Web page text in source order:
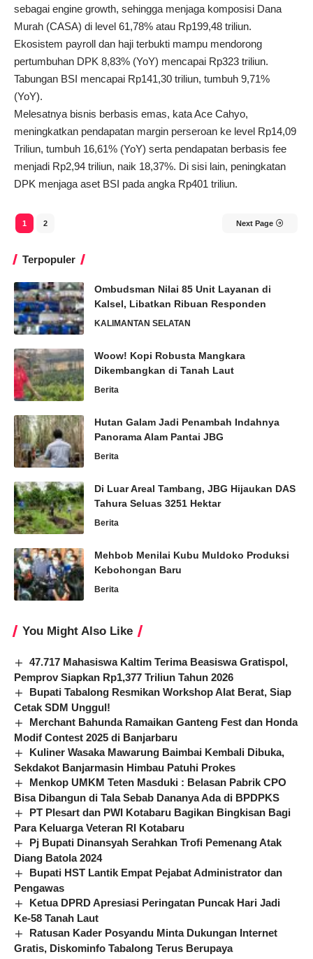
sebagai engine growth, sehingga menjaga komposisi Dana
Murah (CASA) di level 61,78% atau Rp199,48 triliun.
Ekosistem payroll dan haji terbukti mampu mendorong
pertumbuhan DPK 8,83% (YoY) mencapai Rp323 triliun.
Tabungan BSI mencapai Rp141,30 triliun, tumbuh 9,71%
(YoY).
Melesatnya bisnis berbasis emas, kata Ace Cahyo,
meningkatkan pendapatan margin perseroan ke level Rp14,09
Triliun, tumbuh 16,61% (YoY) serta pendapatan berbasis fee
menjadi Rp2,94 triliun, naik 18,37%. Di sisi lain, peningkatan
DPK menjaga aset BSI pada angka Rp401 triliun.
1 2 Next Page
Terpopuler
Ombudsman Nilai 85 Unit Layanan di
Kalsel, Libatkan Ribuan Responden
KALIMANTAN SELATAN
Woow! Kopi Robusta Mangkara
Dikembangkan di Tanah Laut
Berita
Hutan Galam Jadi Penambah Indahnya
Panorama Alam Pantai JBG
Berita
Di Luar Areal Tambang, JBG Hijaukan DAS
Tahura Seluas 3251 Hektar
Berita
Mehbob Menilai Kubu Muldoko Produksi
Kebohongan Baru
Berita
You Might Also Like
47.717 Mahasiswa Kaltim Terima Beasiswa Gratispol,
Pemprov Siapkan Rp1,377 Triliun Tahun 2026
Bupati Tabalong Resmikan Workshop Alat Berat, Siap
Cetak SDM Unggul!
Merchant Bahunda Ramaikan Ganteng Fest dan Honda
Modif Contest 2025 di Banjarbaru
Kuliner Wasaka Mawarung Baimbai Kembali Dibuka,
Sekdakot Banjarmasin Himbau Patuhi Prokes
Menkop UMKM Teten Masduki : Belasan Pabrik CPO
Bisa Dibangun di Tala Sebab Dananya Ada di BPDPKS
PT Plesart dan PWI Kotabaru Bagikan Bingkisan Bagi
Para Keluarga Veteran RI Kotabaru
Pj Bupati Dinansyah Serahkan Trofi Pemenang Atak
Diang Batola 2024
Bupati HST Lantik Empat Pejabat Administrator dan
Pengawas
Ketua DPRD Apresiasi Peringatan Puncak Hari Jadi
Ke-58 Tanah Laut
Ratusan Kader Posyandu Minta Dukungan Internet
Gratis, Diskominfo Tabalong Terus Berupaya